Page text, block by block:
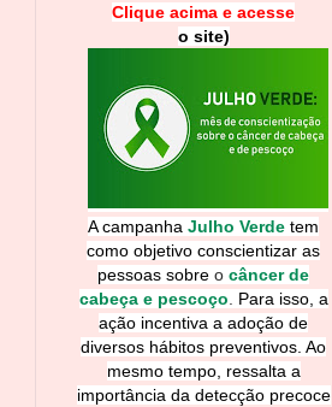
Clique acima e acesse
o site)
A campanha Julho Verde tem
como objetivo conscientizar as
pessoas sobre o câncer de
cabeça e pescoço
Para isso, a
ação incentiva a adoção de
diversos hábitos preventivos. Ao
mesmo tempo, ressalta a
importância da detecção precoce